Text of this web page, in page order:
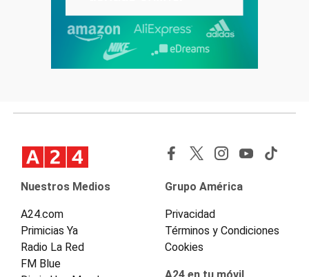
Nuestros Medios
A24.com
Primicias Ya
Radio La Red
FM Blue
Grupo América
Privacidad
Términos y Condiciones
Cookies